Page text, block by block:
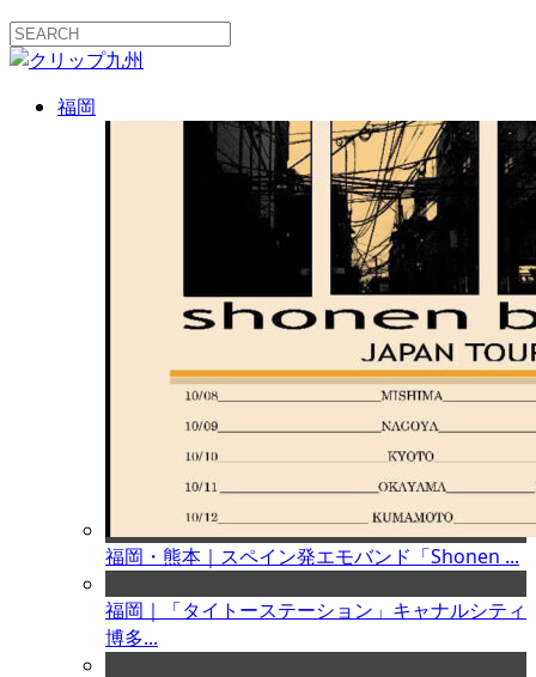
福岡
福岡・熊本｜スペイン発エモバンド「Shonen ...
福岡｜「タイトーステーション」キャナルシティ
博多...